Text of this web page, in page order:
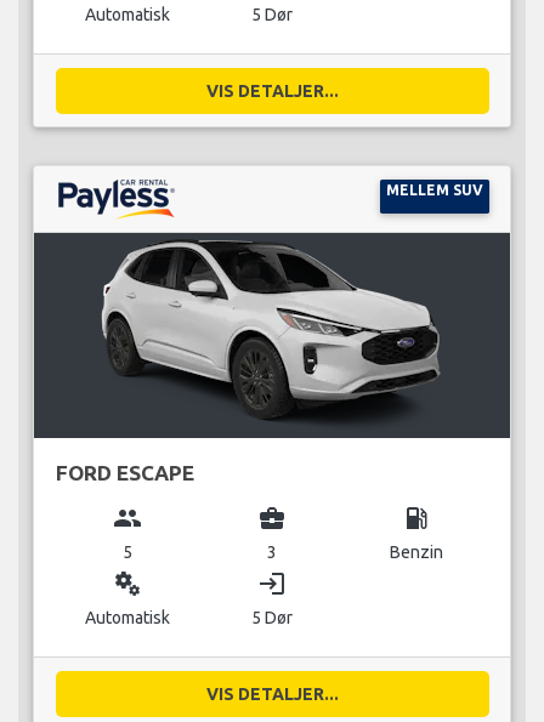
Automatisk 5 Dør
VIS DETALJER...
MELLEM SUV
FORD ESCAPE
group
5
business_center
3
local_gas_station
Benzin
miscellaneous_services
Automatisk
login
5 Dør
VIS DETALJER...